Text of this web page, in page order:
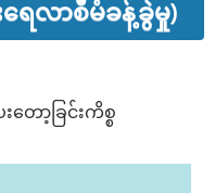
ရေလာစီမံခန့်ခွဲမှု)
တော့ခြင်းကိစ္စ